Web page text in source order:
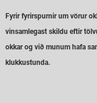
Fyrir fyrirspurnir um vörur
vinsamlegast skildu eftir
okkar og við munum hafa
klukkustunda.